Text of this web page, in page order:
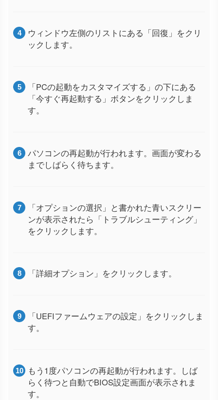
ウィンドウ左側のリストにある「回復」をクリ
ックします。
「PCの起動をカスタマイズする」の下にある
「今すぐ再起動する」ボタンをクリックしま
す。
パソコンの再起動が行われます。画面が変わる
までしばらく待ちます。
「オプションの選択」と書かれた青いスクリー
ンが表示されたら「トラブルシューティング」
をクリックします。
「詳細オプション」をクリックします。
「UEFIファームウェアの設定」をクリックしま
す。
もう1度パソコンの再起動が行われます。しば
らく待つと自動でBIOS設定画面が表示されま
す。